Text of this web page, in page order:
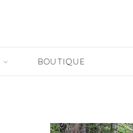
BOUTIQUE